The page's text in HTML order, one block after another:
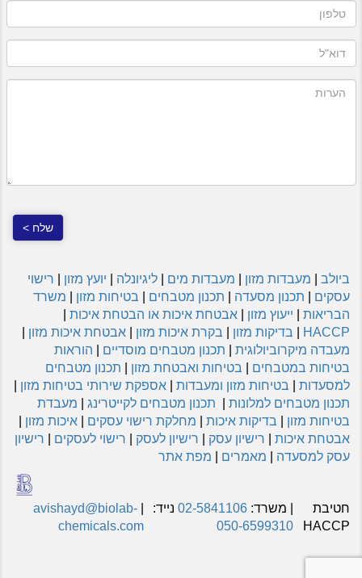
טלפון
דוא"ל
ביולב מעבדות מזון מעבדות מים ליגיונלה יועץ מזון
רישוי
עסקים
תכנון מסעדה תכנון מטבחים בטיחות מזון
משרד
הבריאות
ייעוץ מזון אבטחת איכות או הבטחת איכות
HACCP
בדיקות מזון בקרת איכות מזון אבטחת איכות מזון
מעבדה מיקרוביולוגית
תכנון מטבחים מוסדיים
הוראות
בטיחות במטבחים
בטיחות ואבטחת מזון
תכנון מטבחים
למסעדות
בטיחות מזון ומעבדות אספקת שירותי בטיחות מזון
תכנון מטבחים למלונות
תכנון מטבחים לקייטרינג
מעבדת
בטיחות מזון
בדיקות איכות מחלקת רישוי עסקים איכות מזון
אבטחת איכות
רישיון עסק רישיון לעסק רישוי לעסקים
רישיון
עסק למסעדה
מאמרים מפת אתר
חטיבת
HACCP
| משרד: 02-5841106 נייד:
050-6599310
avishayd@biolab-
chemicals.com